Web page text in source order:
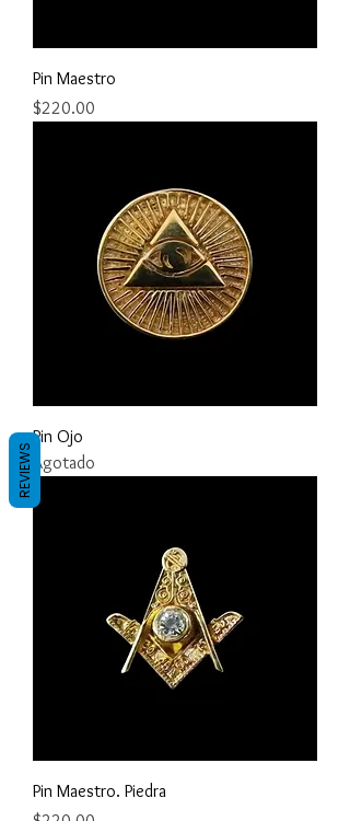
Pin Maestro
Precio
$220.00
Pin Ojo
Agotado
Pin Maestro. Piedra
REVIEWS